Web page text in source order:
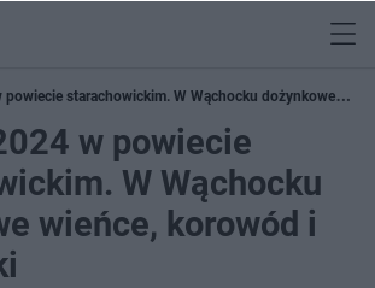
powiecie starachowickim. W Wąchocku dożynkowe
w powiecie
W Wąchocku
wieńce, korowód i